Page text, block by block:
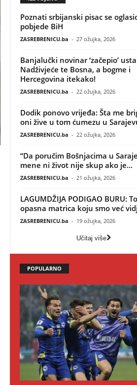
Poznati srbijanski pisac se
pobjede BiH
ZASREBRENICU.ba - 27 ožujka, 2026
Banjalučki novinar ‘začepio’
Nadživjeće te Bosna, a bogme i
Hercegovina itekako!
ZASREBRENICU.ba - 22 ožujka, 2026
Dodik ponovo vrijeđa: Šta me
oni žive u tom ćumezu u
ZASREBRENICU.ba - 22 ožujka, 2026
“Da poručim Bošnjacima u
mene ni život nije skup ako je...
ZASREBRENICU.ba - 21 ožujka, 2026
LAGUMDŽIJA PODIGAO BURU:
opasna matrica koju smo već
ZASREBRENICU.ba - 19 ožujka, 2026
Učitaj više
POPULARNO